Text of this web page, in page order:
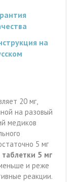
на
20 мг,
на разовый
медиков
5 мг
таблетки 5 мг
и реже
реакции.